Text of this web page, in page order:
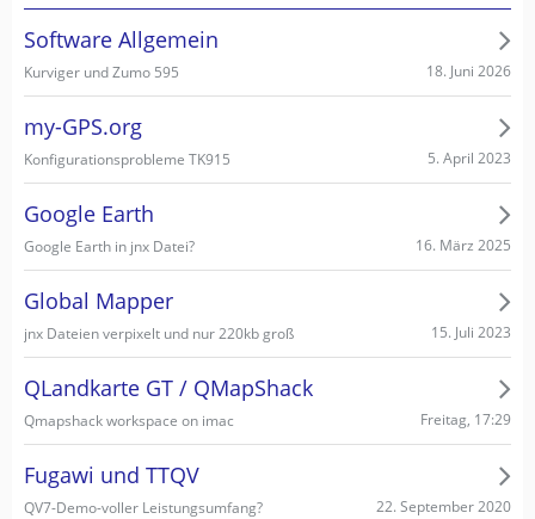
Software Allgemein
Kurviger und Zumo 595 18. Juni 2026
my-GPS.org
Konfigurationsprobleme TK915 5. April 2023
Google Earth
Google Earth in jnx Datei? 16. März 2025
Global Mapper
jnx Dateien verpixelt und nur 220kb groß 15. Juli 2023
QLandkarte GT / QMapShack
Qmapshack workspace on imac Freitag, 17:29
Fugawi und TTQV
QV7-Demo-voller Leistungsumfang? 22. September 2020